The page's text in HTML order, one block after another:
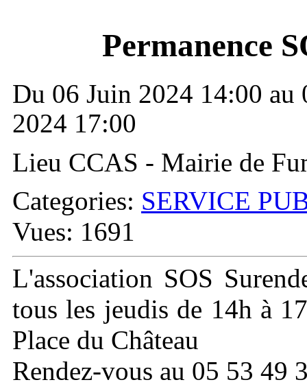
Permanence
Du 06 Juin 2024 14:00 au
2024 17:00
Lieu CCAS - Mairie de
Categories: SERVICE
Vues: 1691
L'association SOS
tous les jeudis de 14h à
Place du Château
Rendez-vous au 05 53 49